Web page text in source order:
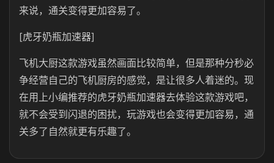
来说，通关变得更加容易了。
[虎牙奶瓶加速器]
飞机大厨这款游戏虽然画面比较简单，但是那种分秒必
争经营自己的飞机厨房的感觉，是让很多人着迷的。现
在用上小编推荐的虎牙奶瓶加速器去体验这款游戏吧，
就不会受到闪退的困扰，玩游戏也会变得更加容易，通
关多了自然就更有乐趣了。